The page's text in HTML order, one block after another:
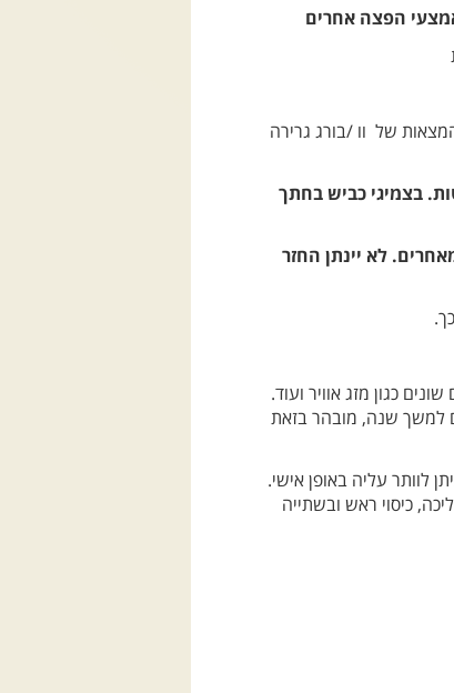
הפצה אחרים
של וו /בורג גרירה
בצמיגי כביש בחתך
לא יחכו למאחרים. לא יינתן החזר
כגון מזג אוויר ועוד.
למשך שנה, מובהר בזאת
לוותר עליה באופן אישי.
כיסוי ראש ובשתייה